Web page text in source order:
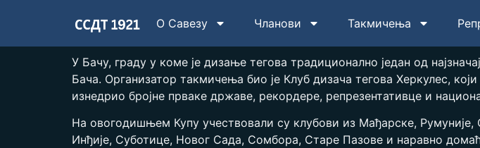
О Савезу Чланови Такмичења
У Бачу, граду у коме је дизање тегова традиционално један од
Бача. Организатор такмичења био је Клуб дизача тегова Херкулес,
изнедрио бројне прваке државе, рекордере, репрезентативце и
На овогодишњем Купу учествовали су клубови из Мађарске,
Инђије, Суботице, Новог Сада, Сомбора, Старе Пазове и наравно